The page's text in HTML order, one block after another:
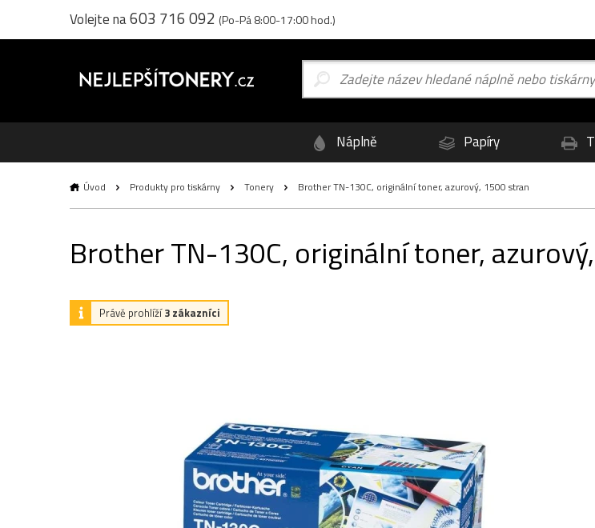
Volejte na603 716 092 (Po-Pá 8:00-17:00 hod.)
Náplně Papíry
Úvod Produkty pro tiskárny Tonery Brother TN-130C, originální toner, azurový, 1500 stran
Brother TN-130C, originální toner,
Právě prohlíží3 zákazníci